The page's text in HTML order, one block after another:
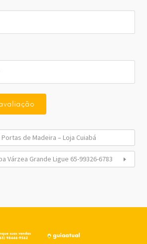
de Madeira – Loja Cuiabá
Várzea Grande Ligue 65-99326-6783